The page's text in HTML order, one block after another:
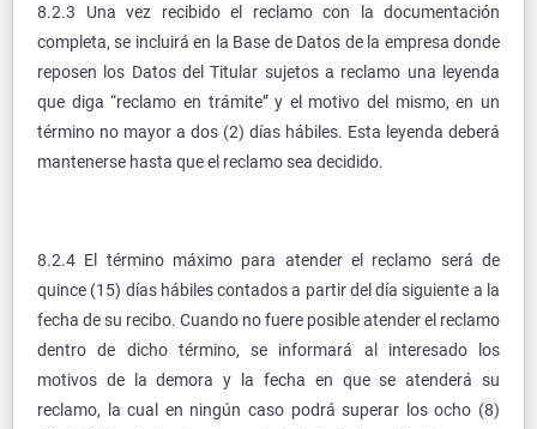
8.2.3 Una vez recibido el reclamo con la documentación
completa, se incluirá en la Base de Datos de la empresa donde
reposen los Datos del Titular sujetos a reclamo una leyenda
que diga “reclamo en trámite” y el motivo del mismo, en un
término no mayor a dos (2) días hábiles. Esta leyenda deberá
mantenerse hasta que el reclamo sea decidido.
8.2.4 El término máximo para atender el reclamo será de
quince (15) días hábiles contados a partir del día siguiente a la
fecha de su recibo. Cuando no fuere posible atender el reclamo
dentro de dicho término, se informará al interesado los
motivos de la demora y la fecha en que se atenderá su
reclamo, la cual en ningún caso podrá superar los ocho (8)